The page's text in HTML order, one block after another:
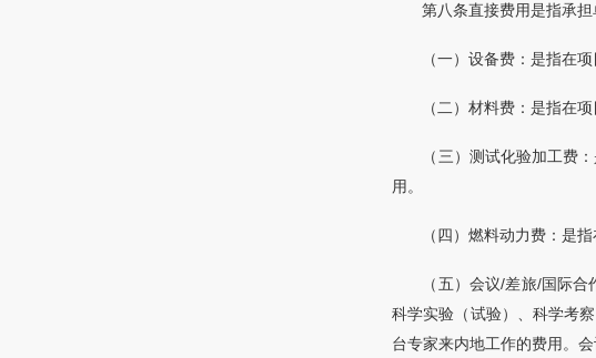
第八条直接费用是指承
（一）设备费：是指在
（二）材料费：是指在
（三）测试化验加工费
用。
（四）燃料动力费：是
（五）会议/差旅/国际
科学实验（试验）、科学考
台专家来内地工作的费用。